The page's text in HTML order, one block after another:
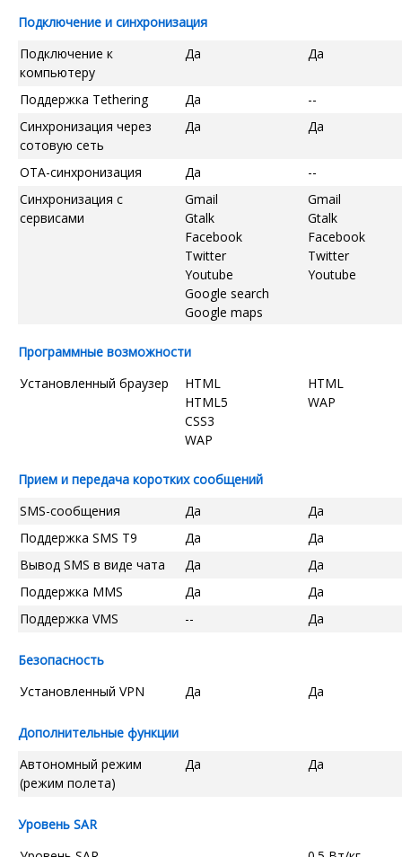
Подключение и синхронизация
Подключение к
компьютеру
Да Да
Поддержка Tethering Да
--
Синхронизация через
сотовую сеть
Да Да
OTA-синхронизация Да
--
Синхронизация с
сервисами
Gmail
Gtalk
Facebook
Twitter
Youtube
Google search
Google maps
Gmail
Gtalk
Facebook
Twitter
Youtube
Программные возможности
Установленный браузер
HTML
HTML5
CSS3
WAP
HTML
WAP
Прием и передача коротких сообщений
SMS-сообщения
Да
Да
Поддержка SMS T9
Да
Да
Вывод SMS в виде чата
Да
Да
Поддержка MMS
Да
Да
Поддержка VMS
-- Да
Безопасность
Установленный VPN
Да Да
Дополнительные функции
Автономный режим
(режим полета)
Да Да
Уровень SAR